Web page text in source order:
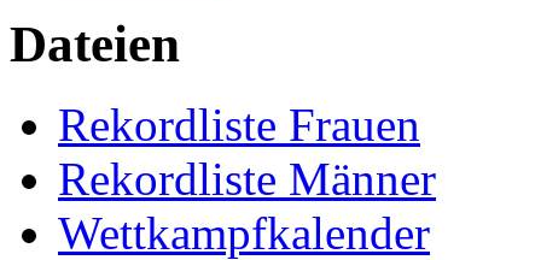
Dateien
Rekordliste Frauen
Rekordliste Männer
Wettkampfkalender